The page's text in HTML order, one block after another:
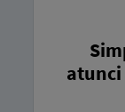
atunci